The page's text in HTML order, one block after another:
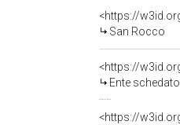
<https://
San Rocco
<https://
Ente
<https://